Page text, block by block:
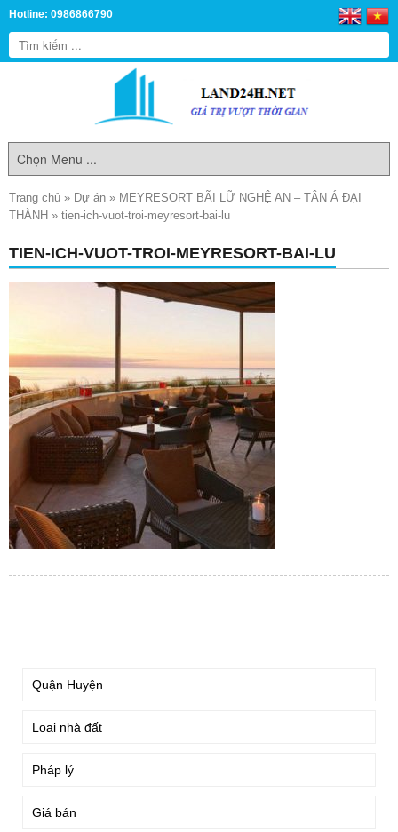
Hotline: 0986866790
Trang chủ » Dự án » MEYRESORT BÃI LỮ NGHỆ AN – TÂN Á ĐẠI
THÀNH » tien-ich-vuot-troi-meyresort-bai-lu
TIEN-ICH-VUOT-TROI-MEYRESORT-BAI-LU